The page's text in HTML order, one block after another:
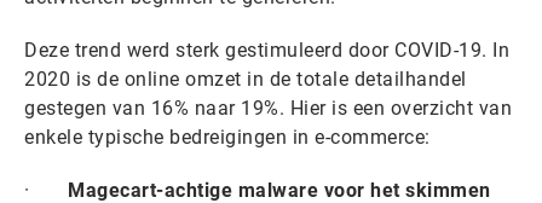
Deze trend werd sterk gestimuleerd door COVID-19. In
2020 is de online omzet in de totale detailhandel
gestegen van 16% naar 19%. Hier is een overzicht van
enkele typische bedreigingen in e-commerce:
· Magecart-achtige malware voor het skimmen